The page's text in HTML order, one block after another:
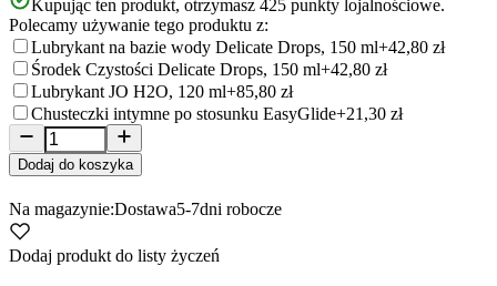
Kupując ten produkt, otrzymasz 425 punkty lojalnościowe.
Polecamy używanie tego produktu z:
Lubrykant na bazie wody Delicate Drops, 150 ml+42,80 zł
Środek Czystości Delicate Drops, 150 ml+42,80 zł
Lubrykant JO H2O, 120 ml+85,80 zł
Chusteczki intymne po stosunku EasyGlide+21,30 zł
Dodaj do koszyka
Na magazynie:Dostawa5-7dni robocze
Dodaj produkt do listy życzeń